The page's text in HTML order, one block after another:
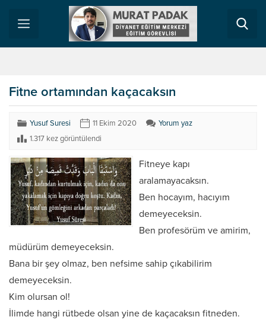
Fitne ortamından kaçacaksın
Yusuf Suresi 11 Ekim 2020
Yorum yaz
1.317 kez görüntülendi
Fitneye kapı
aralamayacaksın.
Ben hocayım, hacıyım
demeyeceksin.
Ben profesörüm ve amirim,
müdürüm demeyeceksin.
Bana bir şey olmaz, ben nefsime sahip çıkabilirim
demeyeceksin.
Kim olursan ol!
İlimde hangi rütbede olsan yine de kaçacaksın fitneden.